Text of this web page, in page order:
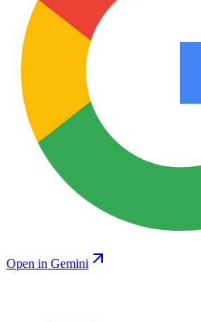
Open in Gemini